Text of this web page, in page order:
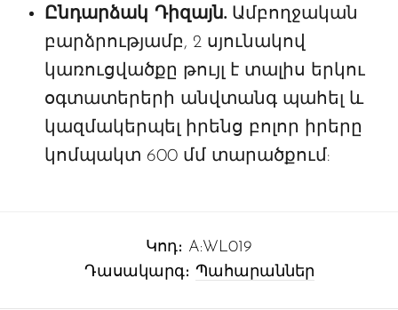
Ընդարձակ Դիզայն. Ամբողջական
բարձրությամբ, 2 սյունակով
կառուցվածքը թույլ է տալիս երկու
օգտատերերի անվտանգ պահել և
կազմակերպել իրենց բոլոր իրերը
կոմպակտ 600 մմ տարածքում:
Կոդ։ A:WL019
Դասակարգ։ Պահարաններ